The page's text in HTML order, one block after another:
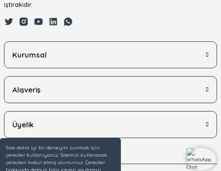
Size daha iyi bir deneyim sunmak için
çerezler kullanıyoruz. Sitemizi kullanarak
çerezleri kabul etmiş olursunuz. Çerezler
iştirakidir.
Kurumsal
Alışveriş
Üyelik